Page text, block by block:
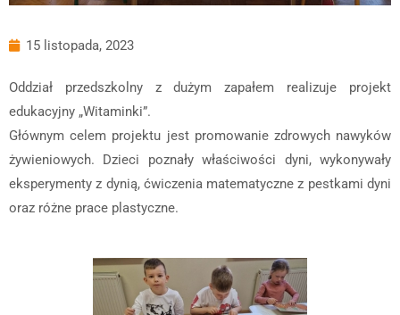
15 listopada, 2023
Oddział przedszkolny z dużym zapałem realizuje projekt
edukacyjny „Witaminki”.
Głównym celem projektu jest promowanie zdrowych nawyków
żywieniowych. Dzieci poznały właściwości dyni, wykonywały
eksperymenty z dynią, ćwiczenia matematyczne z pestkami dyni
oraz różne prace plastyczne.